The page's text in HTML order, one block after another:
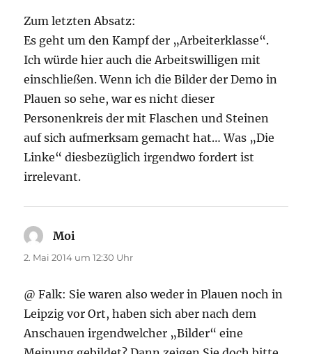
Zum letzten Absatz:
Es geht um den Kampf der „Arbeiterklasse“.
Ich würde hier auch die Arbeitswilligen mit
einschließen. Wenn ich die Bilder der Demo in
Plauen so sehe, war es nicht dieser
Personenkreis der mit Flaschen und Steinen
auf sich aufmerksam gemacht hat… Was „Die
Linke“ diesbezüglich irgendwo fordert ist
irrelevant.
Moi
2. Mai 2014 um 12:30 Uhr
@ Falk: Sie waren also weder in Plauen noch in
Leipzig vor Ort, haben sich aber nach dem
Anschauen irgendwelcher „Bilder“ eine